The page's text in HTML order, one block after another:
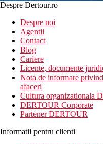
newsletter!
Despre Dertour.ro
Despre noi
Agentii
Contact
Blog
Cariere
Licente, documente
Nota de informare
afaceri
Cultura organizationala
DERTOUR Corporate
Partener DERTOUR
Informatii pentru clienti